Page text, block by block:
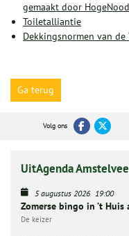
gemaakt door HogeNood
Toiletalliantie
Dekkingsnormen van
Ga terug
Volg ons
UitAgenda
5 augustus 2026 19:00
Zomerse bingo in ’t Huis
De keizer